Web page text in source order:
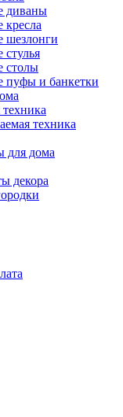
диваны
кресла
шезлонги
столы
пуфы и банкетки
техника
для дома
декора